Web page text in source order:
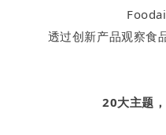
透过创新产品观察食
20大主题